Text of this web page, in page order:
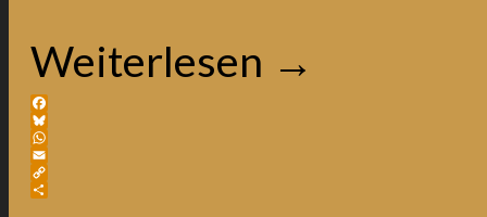
Weiterlesen →
Facebook
Bluesky
WhatsApp
Email
Copy
Link
Teilen